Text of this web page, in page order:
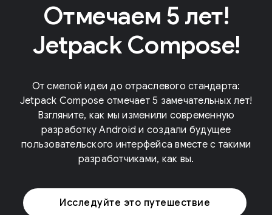
Отмечаем 5 лет!
Jetpack Compose!
От смелой идеи до отраслевого стандарта:
Jetpack Compose отмечает 5 замечательных лет!
Взгляните, как мы изменили современную
разработку Android и создали будущее
пользовательского интерфейса вместе с такими
разработчиками, как вы.
Исследуйте это путешествие